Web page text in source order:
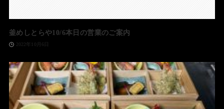
釜めしとらや10/6本日の営業のご案内
2022年10月6日